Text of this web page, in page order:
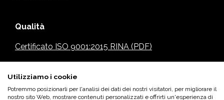
Qualità
Certificato ISO 9001:2015 RINA (PDF)
Note legali
Utilizziamo i cookie
Potremmo posizionarli per l'analisi dei dati dei nostri visitatori, per migliorare il
nostro sito Web, mostrare contenuti personalizzati e offrirti un'esperienza di